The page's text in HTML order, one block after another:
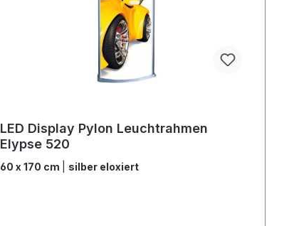
LED Display Pylon Leuchtrahmen
Elypse 520
60 x 170 cm silber eloxiert